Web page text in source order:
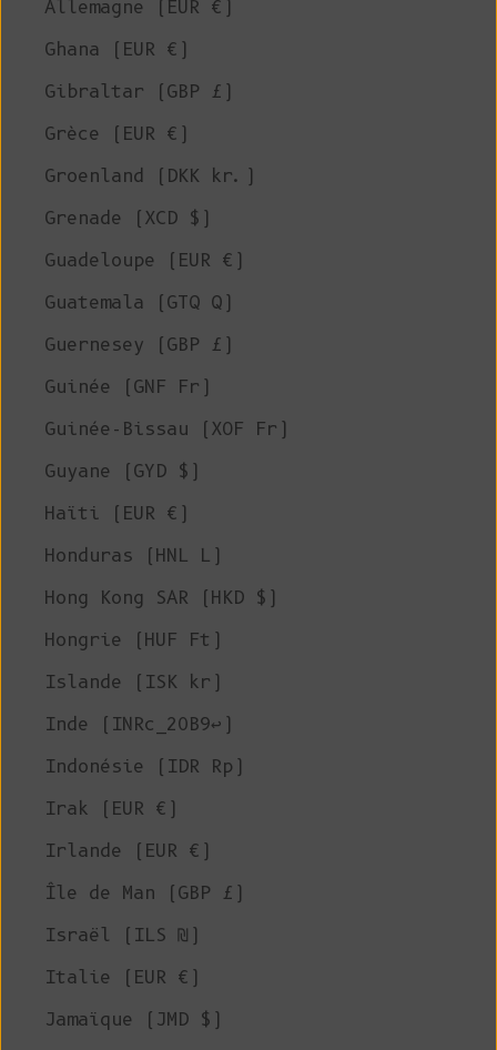
Allemagne (EUR €)
Ghana (EUR €)
Gibraltar (GBP £)
Grèce (EUR €)
Groenland (DKK kr.)
Grenade (XCD $)
Guadeloupe (EUR €)
Guatemala (GTQ Q)
Guernesey (GBP £)
Guinée (GNF Fr)
Guinée-Bissau (XOF Fr)
Guyane (GYD $)
Haïti (EUR €)
Honduras (HNL L)
Hong Kong SAR (HKD $)
Hongrie (HUF Ft)
Islande (ISK kr)
Inde (INRc_20B9↩)
Indonésie (IDR Rp)
Irak (EUR €)
Irlande (EUR €)
Île de Man (GBP £)
Israël (ILS ₪)
Italie (EUR €)
Jamaïque (JMD $)